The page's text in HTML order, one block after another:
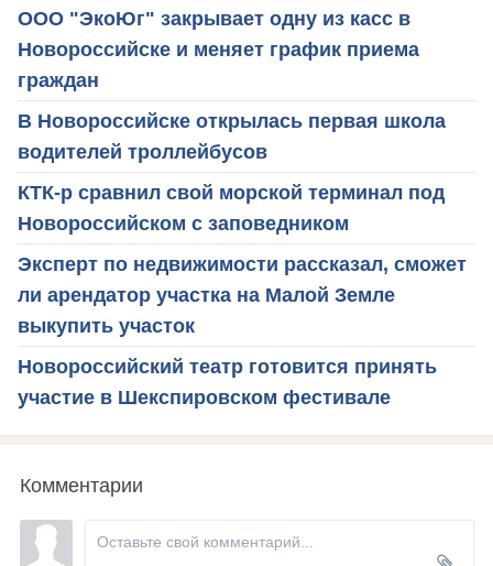
ООО "ЭкоЮг" закрывает одну из касс в
Новороссийске и меняет график приема
граждан
В Новороссийске открылась первая школа
водителей троллейбусов
КТК-р сравнил свой морской терминал под
Новороссийском с заповедником
Эксперт по недвижимости рассказал, сможет
ли арендатор участка на Малой Земле
выкупить участок
Новороссийский театр готовится принять
участие в Шекспировском фестивале
Комментарии